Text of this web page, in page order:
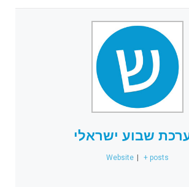
שבוע ישראלי
Website | + posts